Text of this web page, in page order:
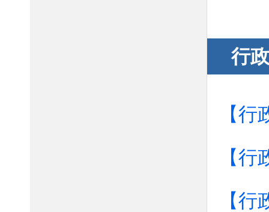
行
【
【
【